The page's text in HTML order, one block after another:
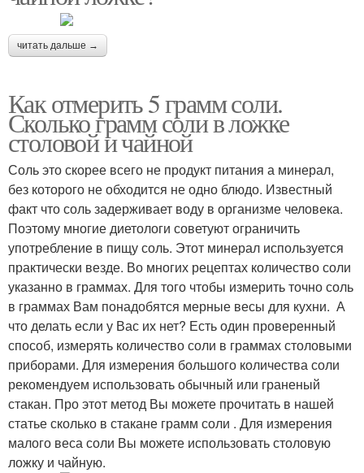
читать дальше →
Как отмерить 5 грамм соли.
Сколько грамм соли в ложке
столовой и чайной
Соль это скорее всего не продукт питания а минерал,
без которого не обходится не одно блюдо. Известный
факт что соль задерживает воду в организме человека.
Поэтому многие диетологи советуют ограничить
употребление в пищу соль. Этот минерал используется
практически везде. Во многих рецептах количество соли
указанно в граммах. Для того чтобы измерить точно соль
в граммах Вам понадобятся мерные весы для кухни. А
что делать если у Вас их нет? Есть один проверенный
способ, измерять количество соли в граммах столовыми
приборами. Для измерения большого количества соли
рекомендуем использовать обычный или граненый
стакан. Про этот метод Вы можете прочитать в нашей
статье сколько в стакане грамм соли . Для измерения
малого веса соли Вы можете использовать столовую
ложку и чайную.